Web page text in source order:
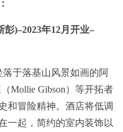
)–2023年12月开业–
于落基山风景如画的阿
Mollie Gibson）等开拓者
和冒险精神。酒店将低调
一起，简约的室内装饰以